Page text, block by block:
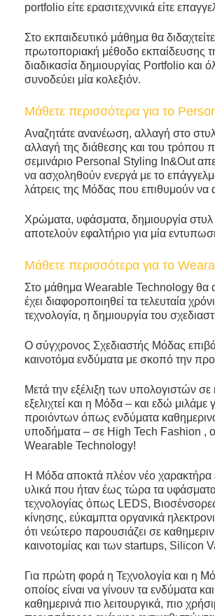
portfolio είτε ερασιτεχννικά είτε
Στο εκπαιδευτικό μάθημα θα
πρωτοποριακή μέθοδο εκπαίδευσης
διαδικασία δημιουργίας Portfolio και
συνοδεύει μία κολεξιόν.
Μάθετε περισσότερα για το
Αναζητάτε ανανέωση, αλλαγή στο
αλλαγή της διάθεσης και του
σεμινάριο Personal Styling In&Out
να ασχοληθούν ενεργά με το
λάτρεις της Μόδας που επιθυμούν να
Χρώματα, υφάσματα, δημιουργία
αποτελούν εφαλτήριο για μία
Μάθετε περισσότερα για το
Στο μάθημα Wearable Technology
έχει διαφοροποιηθεί τα τελευταία
τεχνολογία, η δημιουργία του
Ο σύγχρονος Σχεδιαστής Μόδας
καινοτόμα ενδύματα με σκοπό την
Μετά την εξέλιξη των υπολογιστών
εξελιχτεί και η Μόδα – και εδώ
προιόντων όπως ενδύματα
υποδήματα – σε High Tech Fashion ,
Wearable Technology!
H Μόδα αποκτά πλέον νέο
υλικά που ήταν έως τώρα τα
τεχνολογίας όπως LEDS,
κίνησης, εύκαμπτα οργανικά
ότι νεώτερο παρουσιάζει σε
καινοτομίας και των startups, Silicon
Για πρώτη φορά η Τεχνολογία και η
οποίος είναι να γίνουν τα ενδύματα
καθημερινά πιο λειτουργικά, πιο